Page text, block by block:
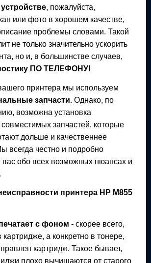
, пожалуйста,
или фото в хорошем качестве,
проблемы словами. Такой
не только значительно ускорить
но и, в большинстве случаев,
ПО ТЕЛЕФОНУ!
принтера мы используем
запчасти. Однако, по
возможна установка
запчастей, которые
дольше и качественнее
всегда честно и подробно
обо всех возможных нюансах и
принтера HP M855
с фоном - скорее всего,
а конкретно в тонере,
картридж. Такое бывает,
плохо вычищаются от старого